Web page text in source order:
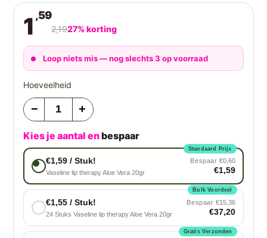
1 ,59
2,1927% korting
Loop niets mis — nog slechts 3 op voorraad
Hoeveelheid
− +
Kies je aantal enbespaar
Standaard Prijs
€1,59 / Stuk!
Vaseline lip therapy Aloe Vera 20gr
Bespaar €0,60
€1,59
Bulk Voordeel
€1,55 / Stuk!
24 Stuks Vaseline lip therapy Aloe Vera 20gr
Bespaar €15,36
€37,20
Gratis Verzonden